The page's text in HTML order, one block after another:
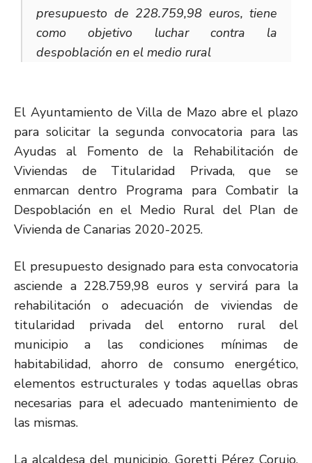
presupuesto de 228.759,98 euros, tiene
como objetivo luchar contra la
despoblación en el medio rural
El Ayuntamiento de Villa de Mazo abre el plazo
para solicitar la segunda convocatoria para las
Ayudas al Fomento de la Rehabilitación de
Viviendas de Titularidad Privada, que se
enmarcan dentro Programa para Combatir la
Despoblación en el Medio Rural del Plan de
Vivienda de Canarias 2020-2025.
El presupuesto designado para esta convocatoria
asciende a 228.759,98 euros y servirá para la
rehabilitación o adecuación de viviendas de
titularidad privada del entorno rural del
municipio a las condiciones mínimas de
habitabilidad, ahorro de consumo energético,
elementos estructurales y todas aquellas obras
necesarias para el adecuado mantenimiento de
las mismas.
La alcaldesa del municipio, Goretti Pérez Corujo,